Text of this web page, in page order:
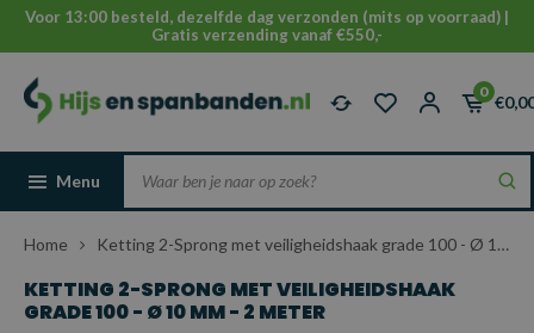
Voor 13:00 besteld, dezelfde dag verzonden (mits op voorraad) |
Gratis verzending vanaf €550,-
0
Menu
Home Ketting 2-Sprong met veiligheidshaak grade 100 - Ø 10 mm - 2 meter
KETTING 2-SPRONG MET VEILIGHEIDSHAAK
GRADE 100 - Ø 10 MM - 2 METER